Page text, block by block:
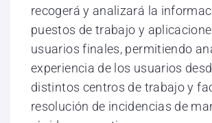
recogerá y analizará la
puestos de trabajo y
usuarios finales, permitiendo
experiencia de los usuarios
distintos centros de trabajo y
resolución de incidencias de